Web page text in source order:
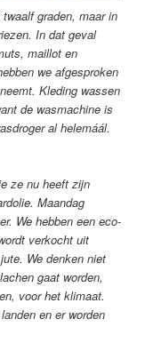
graden, maar in
In dat geval
maillot en
we afgesproken
Kleding wassen
de wasmachine is
al helemáál.
ze nu heeft zijn
Maandag
We hebben een eco-
verkocht uit
We denken niet
gaat worden,
voor het klimaat.
en er worden